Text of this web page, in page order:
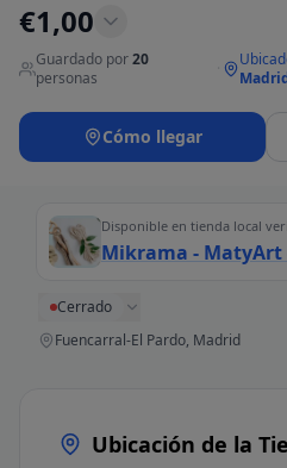
€1,00
Guardado por20
personas
Cómo llegar
Disponible en tienda local
Mikrama - MatyArt
Cerrado
Fuencarral-El Pardo, Madrid
Ubicación de la